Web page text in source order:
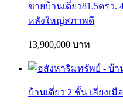
ขายบ้านเดี่ยว81.5ตรว
หลังใหญ่สภาพดี
13,900,000 บาท
บ้านเดี่ยว 2 ชั้น เลี่ยงเ